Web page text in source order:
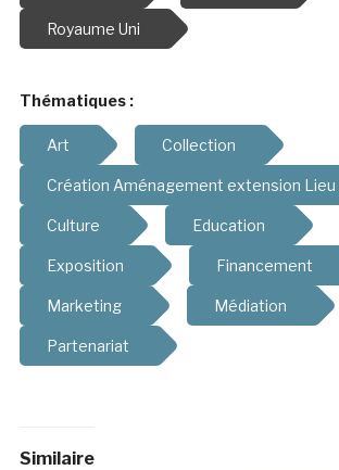
Royaume Uni
Thématiques :
Art Collection
Création Aménagement extension Lieu
Culture Education
Exposition Financement
Marketing Médiation
Partenariat
Similaire